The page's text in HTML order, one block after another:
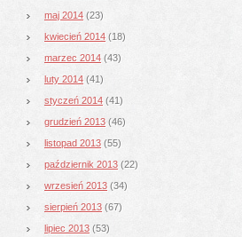
maj 2014 (23)
kwiecień 2014 (18)
marzec 2014 (43)
luty 2014 (41)
styczeń 2014 (41)
grudzień 2013 (46)
listopad 2013 (55)
październik 2013 (22)
wrzesień 2013 (34)
sierpień 2013 (67)
lipiec 2013 (53)